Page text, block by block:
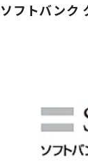
ソフトバンク